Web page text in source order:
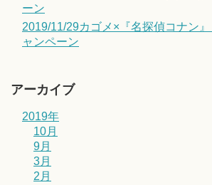
ーン
2019/11/29カゴメ×『名探偵コナン
ャンペーン
アーカイブ
2019年
10月
9月
3月
2月